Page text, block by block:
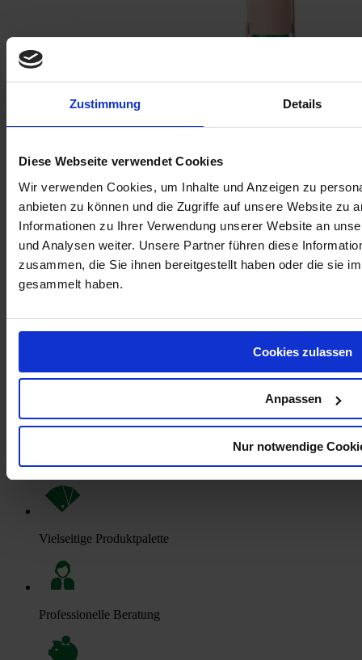
Zustimmung Details
Diese Webseite verwendet Cookies
Wir verwenden Cookies, um Inhalte und Anzeigen zu
anbieten zu können und die Zugriffe auf unsere Website zu
Informationen zu Ihrer Verwendung unserer Website an
und Analysen weiter. Unsere Partner führen diese
zusammen, die Sie ihnen bereitgestellt haben oder die sie
gesammelt haben.
Cookies zulassen
Anpassen
Nur notwendige
SPRAYDOSENKÖCHER AUS LEDER
Hohe Lagerbestände
Vielseitige Produktpalette
Professionelle Beratung